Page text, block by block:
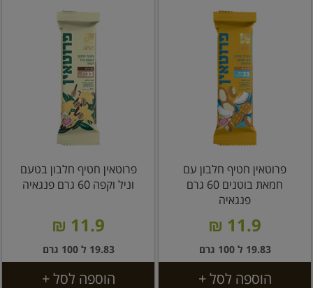
פרוטאין חטיף חלבון עם
חמאת בוטנים 60 גרם
פנגאיה
11.9 ₪
19.83 ל 100 גרם
הוספה לסל +
פרוטאין חטיף חלבון בטעם
וניל וקפה 60 גרם פנגאיה
11.9 ₪
19.83 ל 100 גרם
הוספה לסל +